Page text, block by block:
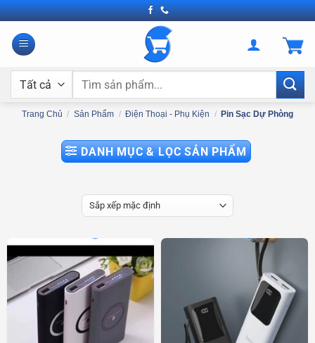
Bỏ
qua
nội
Tìm
Trang Chủ / Sản Phẩm / Điện Thoại - Phụ Kiện / Pin Sạc Dự Phòng
DANH MỤC & LỌC SẢN PHẨM